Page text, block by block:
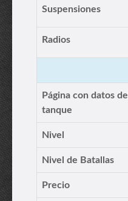
Suspensiones
Radios
Página con datos del
tanque
Nivel
Nivel de Batallas
Precio